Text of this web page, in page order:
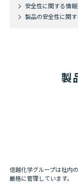
安全性に関する情
製品の安全性に関
製
信越化学グループは社内
厳格に管理しています。